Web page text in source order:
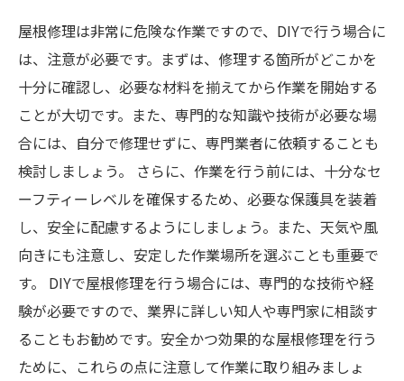
屋根修理は非常に危険な作業ですので、DIYで行う場合に
は、注意が必要です。まずは、修理する箇所がどこかを
十分に確認し、必要な材料を揃えてから作業を開始する
ことが大切です。また、専門的な知識や技術が必要な場
合には、自分で修理せずに、専門業者に依頼することも
検討しましょう。 さらに、作業を行う前には、十分なセ
ーフティーレベルを確保するため、必要な保護具を装着
し、安全に配慮するようにしましょう。また、天気や風
向きにも注意し、安定した作業場所を選ぶことも重要で
す。 DIYで屋根修理を行う場合には、専門的な技術や経
験が必要ですので、業界に詳しい知人や専門家に相談す
ることもお勧めです。安全かつ効果的な屋根修理を行う
ために、これらの点に注意して作業に取り組みましょ